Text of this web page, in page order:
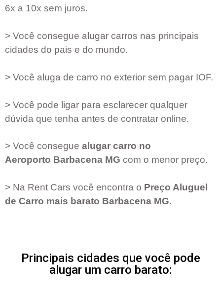
6x a 10x sem juros.
> Você consegue alugar carros nas principais
cidades do pais e do mundo.
> Você aluga de carro no exterior sem pagar IOF.
> Você pode ligar para esclarecer qualquer
dúvida que tenha antes de contratar online.
> Você consegue alugar carro no
Aeroporto Barbacena MG com o menor preço.
> Na Rent Cars você encontra o Preço Aluguel
de Carro mais barato Barbacena MG.
Principais cidades que você pode
alugar um carro barato: